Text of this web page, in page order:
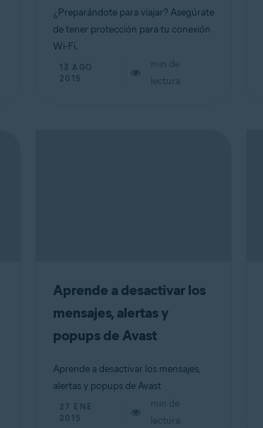
¿Preparándote para viajar? Asegúrate
de tener protección para tu conexión
Wi-Fi.
13 AGO
2015
min de
lectura
Aprende a desactivar los
mensajes, alertas y
popups de Avast
Aprende a desactivar los mensajes,
alertas y popups de Avast
27 ENE
2015
min de
lectura